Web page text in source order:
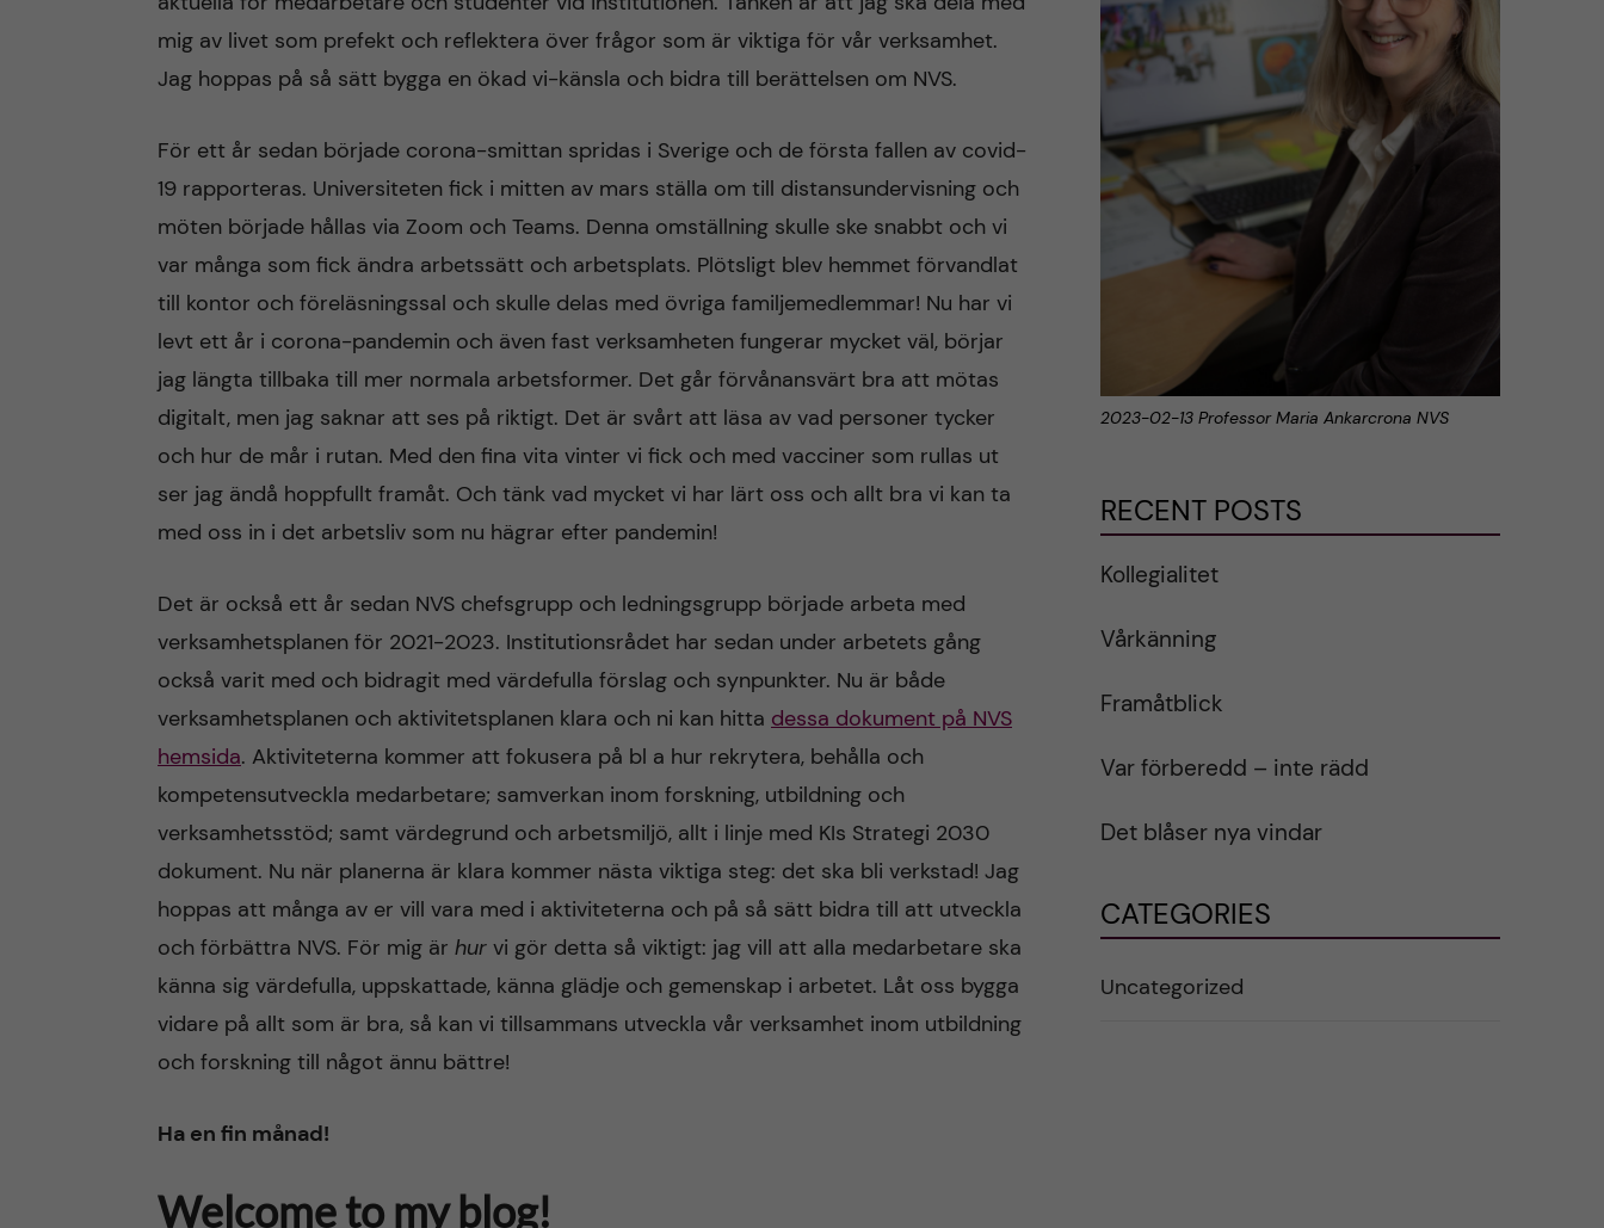
mig av livet som prefekt och reflektera över frågor som är viktiga för vår verksamhet.
Jag hoppas på så sätt bygga en ökad vi-känsla och bidra till berättelsen om NVS.
För ett år sedan började corona-smittan spridas i Sverige och de första fallen av covid-
19 rapporteras. Universiteten fick i mitten av mars ställa om till distansundervisning och
möten började hållas via Zoom och Teams. Denna omställning skulle ske snabbt och vi
var många som fick ändra arbetssätt och arbetsplats. Plötsligt blev hemmet förvandlat
till kontor och föreläsningssal och skulle delas med övriga familjemedlemmar! Nu har vi
levt ett år i corona-pandemin och även fast verksamheten fungerar mycket väl, börjar
jag längta tillbaka till mer normala arbetsformer. Det går förvånansvärt bra att mötas
digitalt, men jag saknar att ses på riktigt. Det är svårt att läsa av vad personer tycker
och hur de mår i rutan. Med den fina vita vinter vi fick och med vacciner som rullas ut
ser jag ändå hoppfullt framåt. Och tänk vad mycket vi har lärt oss och allt bra vi kan ta
med oss in i det arbetsliv som nu hägrar efter pandemin!
Det är också ett år sedan NVS chefsgrupp och ledningsgrupp började arbeta med
verksamhetsplanen för 2021-2023. Institutionsrådet har sedan under arbetets gång
också varit med och bidragit med värdefulla förslag och synpunkter. Nu är både
verksamhetsplanen och aktivitetsplanen klara och ni kan hitta dessa dokument på NVS
hemsida. Aktiviteterna kommer att fokusera på bl a hur rekrytera, behålla och
kompetensutveckla medarbetare; samverkan inom forskning, utbildning och
verksamhetsstöd; samt värdegrund och arbetsmiljö, allt i linje med KIs Strategi 2030
dokument. Nu när planerna är klara kommer nästa viktiga steg: det ska bli verkstad! Jag
hoppas att många av er vill vara med i aktiviteterna och på så sätt bidra till att utveckla
och förbättra NVS. För mig är hur vi gör detta så viktigt: jag vill att alla medarbetare ska
känna sig värdefulla, uppskattade, känna glädje och gemenskap i arbetet. Låt oss bygga
vidare på allt som är bra, så kan vi tillsammans utveckla vår verksamhet inom utbildning
och forskning till något ännu bättre!
Ha en fin månad!
Welcome to my blog!
2023-02-13 Professor Maria Ankarcrona NVS
RECENT POSTS
Kollegialitet
Vårkänning
Framåtblick
Var förberedd – inte rädd
Det blåser nya vindar
CATEGORIES
Uncategorized